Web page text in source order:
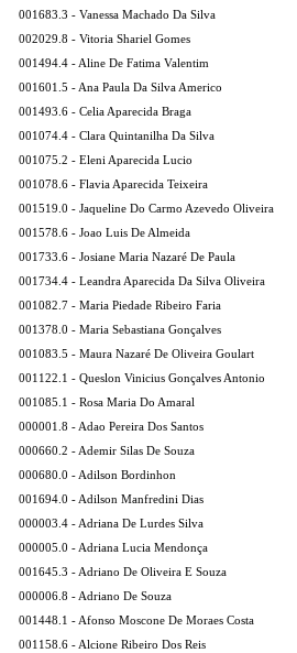
001683.3 - Vanessa Machado Da Silva
002029.8 - Vitoria Shariel Gomes
001494.4 - Aline De Fatima Valentim
001601.5 - Ana Paula Da Silva Americo
001493.6 - Celia Aparecida Braga
001074.4 - Clara Quintanilha Da Silva
001075.2 - Eleni Aparecida Lucio
001078.6 - Flavia Aparecida Teixeira
001519.0 - Jaqueline Do Carmo Azevedo Oliveira
001578.6 - Joao Luis De Almeida
001733.6 - Josiane Maria Nazaré De Paula
001734.4 - Leandra Aparecida Da Silva Oliveira
001082.7 - Maria Piedade Ribeiro Faria
001378.0 - Maria Sebastiana Gonçalves
001083.5 - Maura Nazaré De Oliveira Goulart
001122.1 - Queslon Vinicius Gonçalves Antonio
001085.1 - Rosa Maria Do Amaral
000001.8 - Adao Pereira Dos Santos
000660.2 - Ademir Silas De Souza
000680.0 - Adilson Bordinhon
001694.0 - Adilson Manfredini Dias
000003.4 - Adriana De Lurdes Silva
000005.0 - Adriana Lucia Mendonça
001645.3 - Adriano De Oliveira E Souza
000006.8 - Adriano De Souza
001448.1 - Afonso Moscone De Moraes Costa
001158.6 - Alcione Ribeiro Dos Reis